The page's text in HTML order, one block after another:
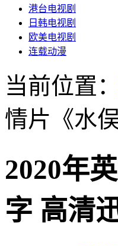
港台电视剧
日韩电视剧
欧美电视剧
连载动漫
当前位置：
情片《水
2020年
字 高清